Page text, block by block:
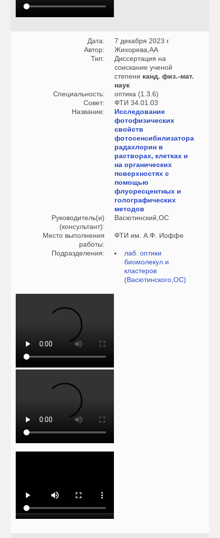
Дата:
7 декабря 2023 г.
Автор:
Жихорева,АА
Тип:
Диссертация на
соискание ученой
степени канд. физ.-мат.
наук
Специальность:
оптика (1.3.6)
Совет:
ФТИ 34.01.03
Название:
Исследование
фотофизических
свойств
фотосенсибилизатора
радахлорин в
растворах, клетках и
на органических
поверхностях с
помощью
флуоресцентных и
голографических
методов
Руководитель(и)
(консультант):
Васютинский,ОС
Место выполнения
работы:
ФТИ им. А.Ф. Иоффе
Подразделения:
лаб. оптики
биомолекул и
кластеров
(Васютинского,ОС)